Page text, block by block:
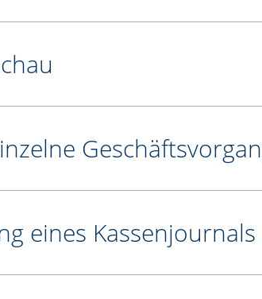
eines Kassenjournals